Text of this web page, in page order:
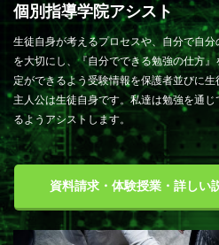
個別指導学院アシスト
生徒自身が考えるプロセスや、自分で自
を大切にし、『自分でできる勉強の仕方
定ができるよう受験情報を保護者並びに
主人公は生徒自身です。私達は勉強を通
るようアシストします。
資料請求・体験授業・詳しい